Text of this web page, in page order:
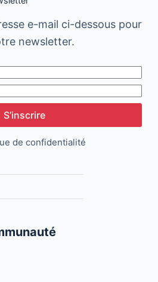
e-mail ci-dessous pour
newsletter.
S’inscrire
de confidentialité